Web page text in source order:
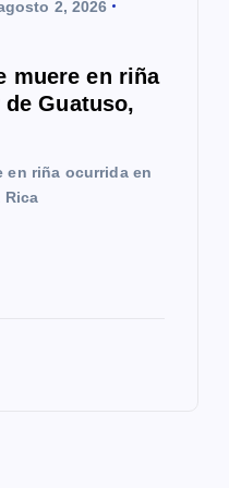
2, 2026
muere en riña
Guatuso,
en riña ocurrida en
Rica